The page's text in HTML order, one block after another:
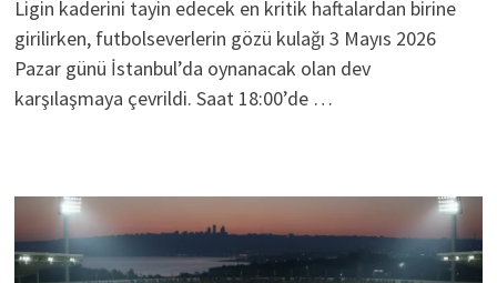
Ligin kaderini tayin edecek en kritik haftalardan birine
girilirken, futbolseverlerin gözü kulağı 3 Mayıs 2026
Pazar günü İstanbul’da oynanacak olan dev
karşılaşmaya çevrildi. Saat 18:00’de …